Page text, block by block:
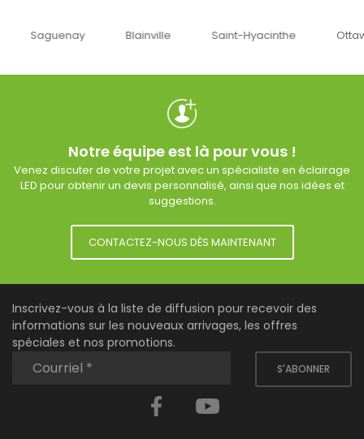
Blainville Saint-Hyacinthe Ottawa
Notre équipe est là pour vous !
Venez discuter de votre projet avec un spécialiste en éclairage
LED pour obtenir un devis personnalisé, ainsi que nos idées et
suggestions.
CONTACTEZ-NOUS DÈS MAINTENANT
Inscrivez-vous à la liste de diffusion pour recevoir des
informations sur les nouveaux arrivages, les offres
spéciales et nos promotions.
S'ABONNER
Facebook